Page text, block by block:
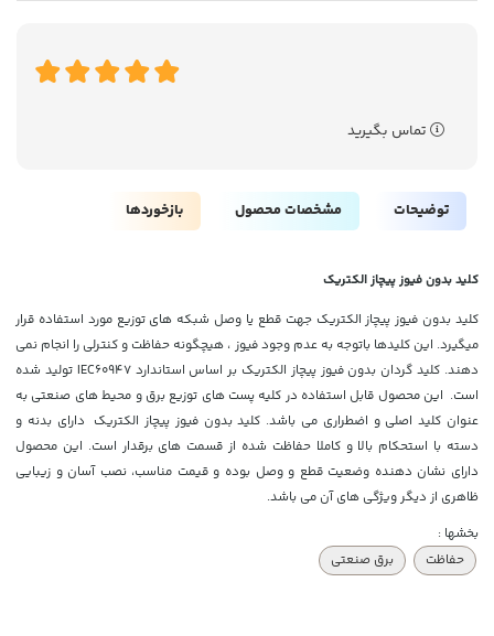
تماس بگیرید
توضیحات مشخصات محصول بازخوردها
کلید بدون فیوز پیچاز الکتریک
کلید بدون فیوز پیچاز الکتریک جهت قطع یا وصل شبکه های توزیع مورد استفاده قرار
میگیرد. این کلیدها باتوجه به عدم وجود فیوز ، هیچگونه حفاظت و کنترلی را انجام نمی
دهند. کلید گردان بدون فیوز پیچاز الکتریک بر اساس استاندارد IEC60947 تولید شده
است. این محصول قابل استفاده در کلیه پست های توزیع برق و محیط های صنعتی به
عنوان کلید اصلی و اضطراری می باشد. کلید بدون فیوز پیچاز الکتریک دارای بدنه و
دسته با استحکام بالا و کاملا حفاظت شده از قسمت های برقدار است. این محصول
دارای نشان دهنده وضعیت قطع و وصل بوده و قیمت مناسب، نصب آسان و زیبایی
ظاهری از دیگر ویژگی های آن می باشد.
بخشها :
حفاظت
برق صنعتی